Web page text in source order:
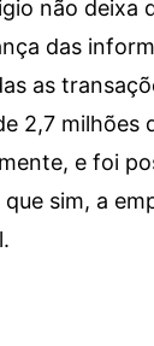
não deixa
das
as
2,7 milhões
e foi
sim, a